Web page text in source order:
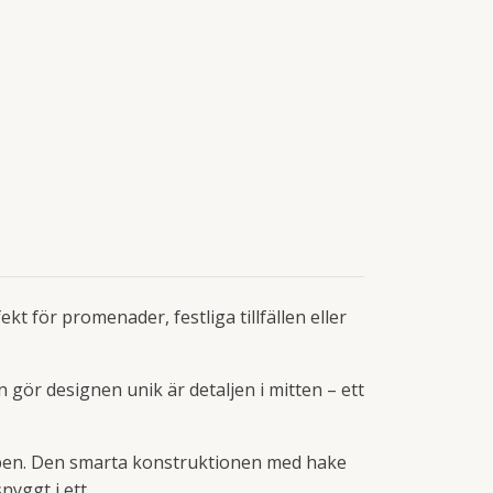
för promenader, festliga tillfällen eller
gör designen unik är detaljen i mitten – ett
Den smarta konstruktionen med hake